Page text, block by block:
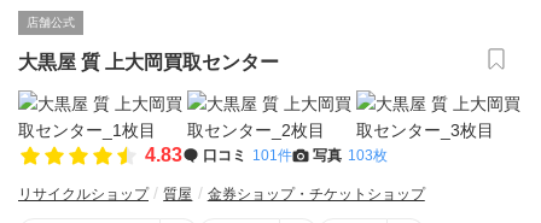
店舗公式
大黒屋 質 上大岡買取センター
4.83 口コミ 101件 写真 103枚
リサイクルショップ 質屋 金券ショップ・チケットショップ